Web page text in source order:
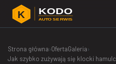
K KODO
AUTO SERWIS
Strona główna›OfertaGaleria›
Jak szybko zużywają się klocki